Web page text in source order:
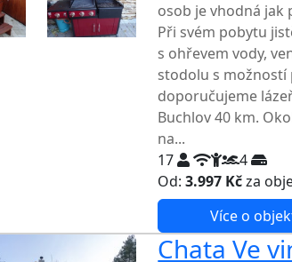
osob je vhodná
Při svém pobytu
s ohřevem vody,
stodolu s možností
doporučujeme
Buchlov 40 km.
na...
17
4
Od:3.997 Kčza
Více o
Chata Ve